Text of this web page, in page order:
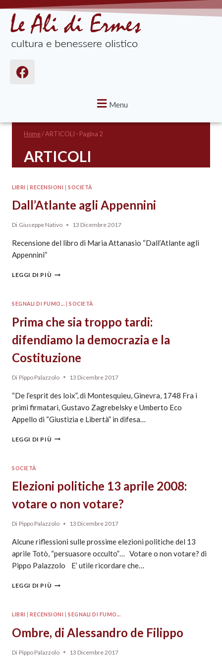
Menu
Home/ARTICOLI - Pagina 2
ARTICOLI
LIBRI |RECENSIONI |SOCIETÀ
Dall’Atlante agli Appennini
Di Giuseppe Nativo 13 Dicembre 2017
Recensione del libro di Maria Attanasio “Dall’Atlante agli
Appennini”
LEGGI DI PIÙ
SEGNALI DI FUMO... |SOCIETÀ
Prima che sia troppo tardi:
difendiamo la democrazia e la
Costituzione
Di Pippo Palazzolo 13 Dicembre 2017
“De l’esprit des loix”, di Montesquieu, Ginevra, 1748 Fra i
primi firmatari, Gustavo Zagrebelsky e Umberto Eco
Appello di “Giustizia e Libertà” in difesa…
LEGGI DI PIÙ
SOCIETÀ
Elezioni politiche 13 aprile 2008:
votare o non votare?
Di Pippo Palazzolo 13 Dicembre 2017
Alcune riflessioni sulle prossime elezioni politiche del 13
aprile Totò, “persuasore occulto”… Votare o non votare? di
Pippo Palazzolo E’ utile ricordare che…
LEGGI DI PIÙ
LIBRI |RECENSIONI |SEGNALI DI FUMO...
Ombre, di Alessandro de Filippo
Di Pippo Palazzolo 13 Dicembre 2017